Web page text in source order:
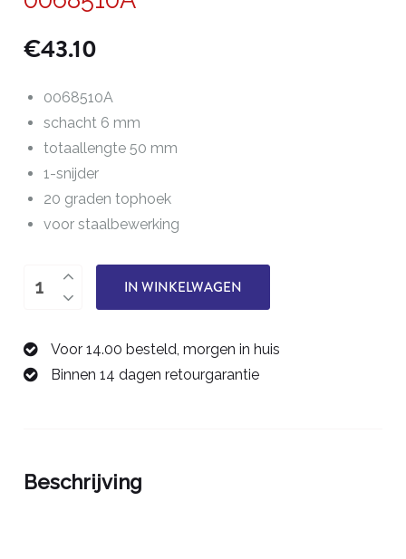
€43.10
0068510A
schacht 6 mm
totaallengte 50 mm
1-snijder
20 graden tophoek
voor staalbewerking
Graveerfrees
0068510A
aantal
IN WINKELWAGEN
Voor 14.00 besteld, morgen in huis
Binnen 14 dagen retourgarantie
Beschrijving